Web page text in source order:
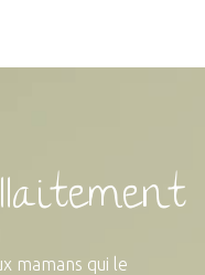
mamans qui le